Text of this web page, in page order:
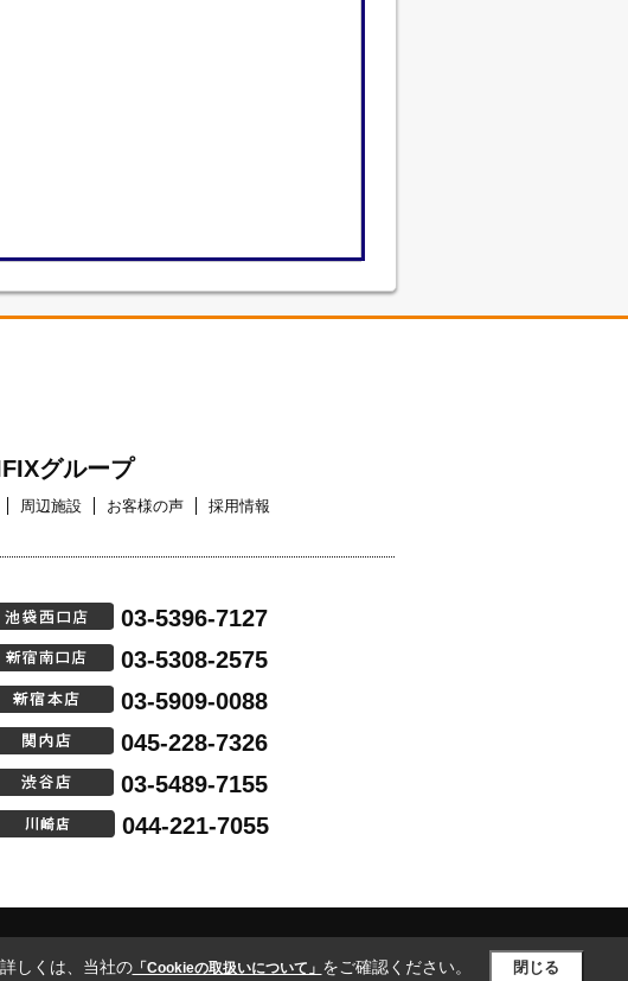
グループ
周辺施設 お客様の声 採用情報
03-5396-7127
03-5308-2575
03-5909-0088
045-228-7326
03-5489-7155
044-221-7055
詳しくは、当社の「Cookieの取扱いについて」 をご確認ください。 閉じる